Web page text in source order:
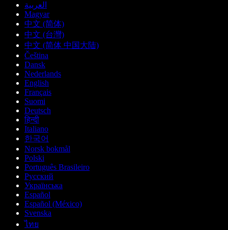
العربية
Magyar
中文 (简体)
中文 (台灣)
中文 (简体 中国大陆)
Čeština
Dansk
Nederlands
English
Français
Suomi
Deutsch
हिन्दी
Italiano
한국어
Norsk bokmål
Polski
Português Brasileiro
Русский
Українська
Español
Español (México)
Svenska
ไทย